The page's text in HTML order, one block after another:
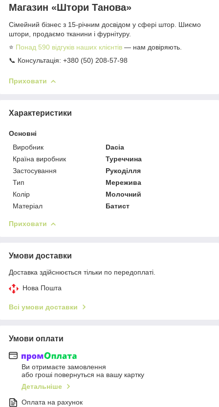
Магазин «Штори Танова»
Сімейний бізнес з 15-річним досвідом у сфері штор. Шиємо
штори, продаємо тканини і фурнітуру.
⭐ Понад 590 відгуків наших клієнтів — нам довіряють.
📞 Консультація: +380 (50) 208-57-98
Приховати
Характеристики
Основні
Виробник
Dacia
Країна виробник
Туреччина
Застосування
Рукоділля
Тип
Мережива
Колір
Молочний
Матеріал
Батист
Приховати
Умови доставки
Доставка здійснюється тільки по передоплаті.
Нова Пошта
Всі умови доставки
Умови оплати
Ви отримаєте замовлення
або гроші повернуться на вашу картку
Детальніше
Оплата на рахунок